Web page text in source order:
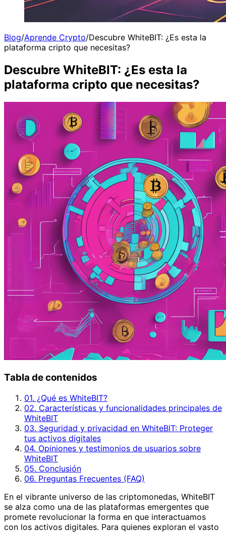
Blog/Aprende Crypto/Descubre WhiteBIT: ¿Es esta la
plataforma cripto que necesitas?
Descubre WhiteBIT: ¿Es esta la
plataforma cripto que necesitas?
Tabla de contenidos
01. ¿Qué es WhiteBIT?
02. Características y funcionalidades principales de
WhiteBIT
03. Seguridad y privacidad en WhiteBIT: Proteger
tus activos digitales
04. Opiniones y testimonios de usuarios sobre
WhiteBIT
05. Conclusión
06. Preguntas Frecuentes (FAQ)
En el vibrante universo de las criptomonedas, WhiteBIT
se alza como una de las plataformas emergentes que
promete revolucionar la forma en que interactuamos
con los activos digitales. Para quienes exploran el vasto